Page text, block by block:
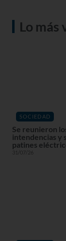
Lo más
SOCIEDAD
Se reunieron
intendencias y
patines
31/07/26